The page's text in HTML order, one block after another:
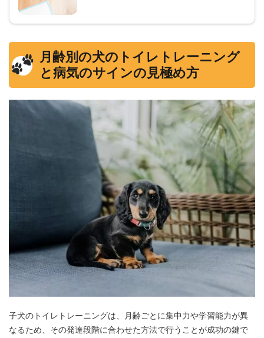
月齢別の犬のトイレトレーニング
と病気のサインの見極め方
子犬のトイレトレーニングは、月齢ごとに集中力や学習能力が異
なるため、その発達段階に合わせた方法で行うことが成功の鍵で